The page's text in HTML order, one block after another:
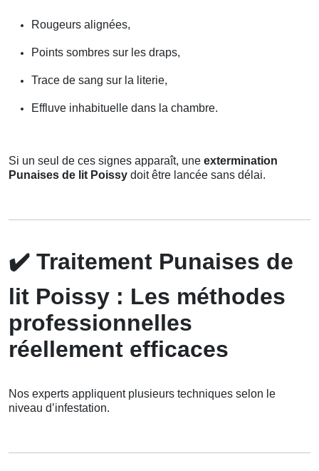
Rougeurs alignées,
Points sombres sur les draps,
Trace de sang sur la literie,
Effluve inhabituelle dans la chambre.
Si un seul de ces signes apparaît, une extermination
Punaises de lit Poissy doit être lancée sans délai.
✔️ Traitement Punaises de
lit Poissy : Les méthodes
professionnelles
réellement efficaces
Nos experts appliquent plusieurs techniques selon le
niveau d’infestation.